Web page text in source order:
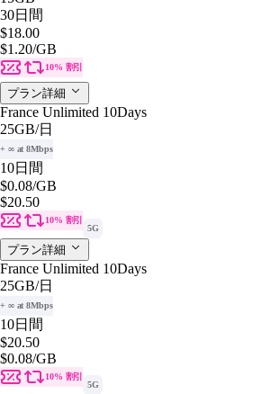
30日間
$18.00
$1.20/GB
10% 割引
プラン詳細
France Unlimited 10Days
25GB/日
+ ∞ at 8Mbps
10日間
$0.08/GB
$20.50
10% 割引
5G
プラン詳細
France Unlimited 10Days
25GB/日
+ ∞ at 8Mbps
10日間
$20.50
$0.08/GB
10% 割引
5G